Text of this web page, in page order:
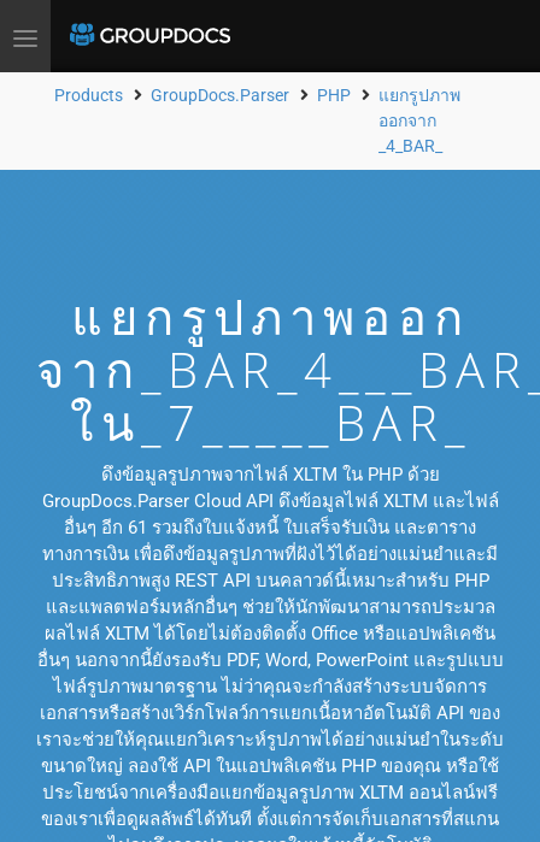
Toggle
Products
GroupDocs.Parser PHP
แยกรูปภาพ
ออกจาก
_4_BAR_
แยกรูปภาพออก
จาก
ใน_7_____BAR_
ดึงข้อมูลรูปภาพจากไฟล์ XLTM ใน PHP ด้วย
GroupDocs.Parser Cloud API ดึงข้อมูลไฟล์ XLTM และไฟล์
อื่นๆ อีก 61 รวมถึงใบแจ้งหนี้ ใบเสร็จรับเงิน และตาราง
ทางการเงิน เพื่อดึงข้อมูลรูปภาพที่ฝังไว้ได้อย่างแม่นยำและมี
ประสิทธิภาพสูง REST API บนคลาวด์นี้เหมาะสำหรับ PHP
และแพลตฟอร์มหลักอื่นๆ ช่วยให้นักพัฒนาสามารถประมวล
ผลไฟล์ XLTM ได้โดยไม่ต้องติดตั้ง Office หรือแอปพลิเคชัน
อื่นๆ นอกจากนี้ยังรองรับ PDF, Word, PowerPoint และรูปแบบ
ไฟล์รูปภาพมาตรฐาน ไม่ว่าคุณจะกำลังสร้างระบบจัดการ
เอกสารหรือสร้างเวิร์กโฟลว์การแยกเนื้อหาอัตโนมัติ API ของ
เราจะช่วยให้คุณแยกวิเคราะห์รูปภาพได้อย่างแม่นยำในระดับ
ขนาดใหญ่ ลองใช้ API ในแอปพลิเคชัน PHP ของคุณ หรือใช้
ประโยชน์จากเครื่องมือแยกข้อมูลรูปภาพ XLTM ออนไลน์ฟรี
ของเราเพื่อดูผลลัพธ์ได้ทันที ตั้งแต่การจัดเก็บเอกสารที่สแกน